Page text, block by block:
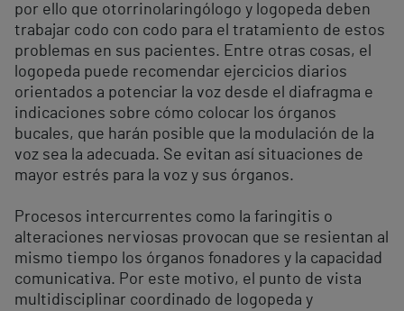
por ello que otorrinolaringólogo y logopeda deben
trabajar codo con codo para el tratamiento de estos
problemas en sus pacientes. Entre otras cosas, el
logopeda puede recomendar ejercicios diarios
orientados a potenciar la voz desde el diafragma e
indicaciones sobre cómo colocar los órganos
bucales, que harán posible que la modulación de la
voz sea la adecuada. Se evitan así situaciones de
mayor estrés para la voz y sus órganos.
Procesos intercurrentes como la faringitis o
alteraciones nerviosas provocan que se resientan al
mismo tiempo los órganos fonadores y la capacidad
comunicativa. Por este motivo, el punto de vista
multidisciplinar coordinado de logopeda y